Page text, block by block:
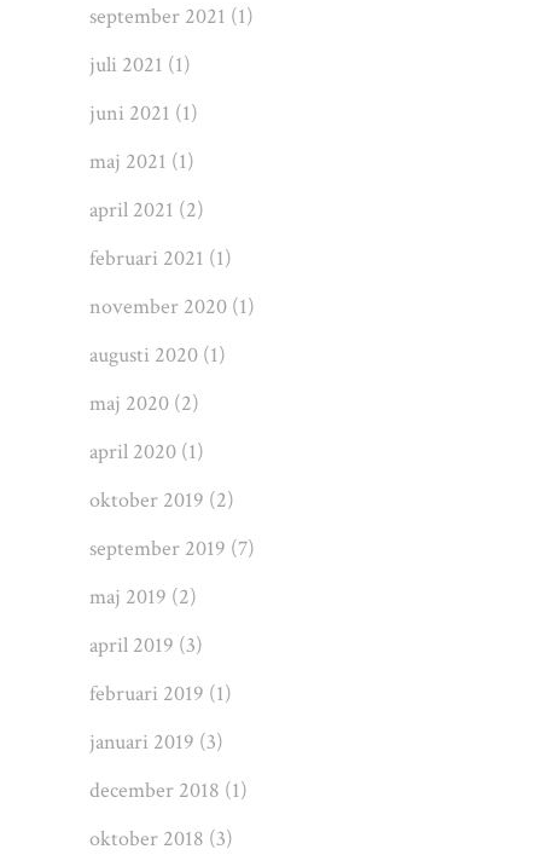
september 2021 (1)
juli 2021 (1)
juni 2021 (1)
maj 2021 (1)
april 2021 (2)
februari 2021 (1)
november 2020 (1)
augusti 2020 (1)
maj 2020 (2)
april 2020 (1)
oktober 2019 (2)
september 2019 (7)
maj 2019 (2)
april 2019 (3)
februari 2019 (1)
januari 2019 (3)
december 2018 (1)
oktober 2018 (3)